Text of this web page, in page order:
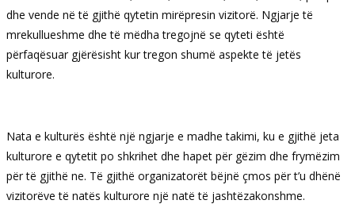
dhe vende në të gjithë qytetin mirëpresin vizitorë. Ngjarje të
mrekullueshme dhe të mëdha tregojnë se qyteti është
përfaqësuar gjërësisht kur tregon shumë aspekte të jetës
kulturore.
Nata e kulturës është një ngjarje e madhe takimi, ku e gjithë jeta
kulturore e qytetit po shkrihet dhe hapet për gëzim dhe frymëzim
për të gjithë ne. Të gjithë organizatorët bëjnë çmos për t’u dhënë
vizitorëve të natës kulturore një natë të jashtëzakonshme.